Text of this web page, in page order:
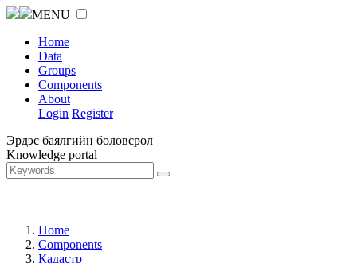
MENU
Home
Data
Groups
Components
About
Login Register
Эрдэс баялгийн боловсрол
Knowledge portal
Home
Components
Кадастр